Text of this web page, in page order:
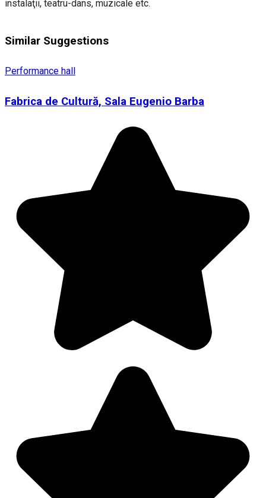
instalaţii, teatru-dans, muzicale etc.
Similar Suggestions
Performance hall
Fabrica de Cultură, Sala Eugenio Barba